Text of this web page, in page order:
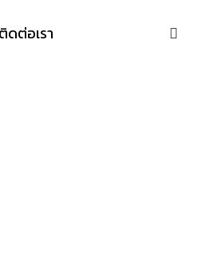
ติดต่อเรา